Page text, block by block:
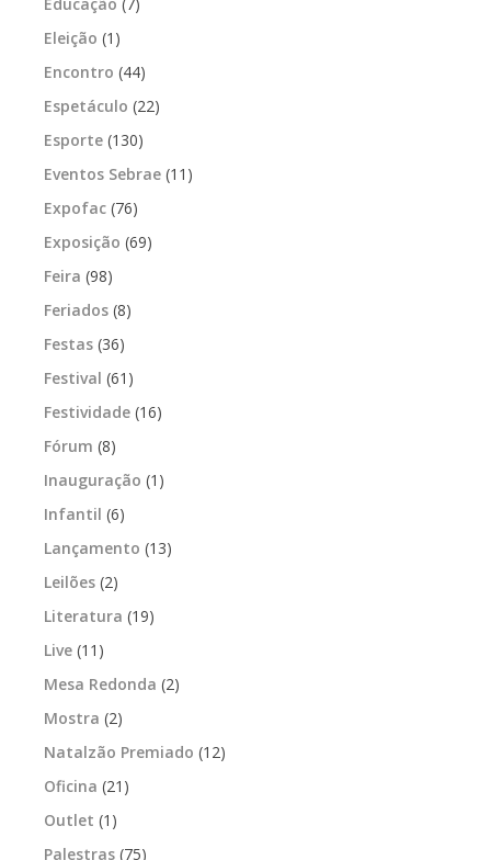
Eleição (1)
Encontro (44)
Espetáculo (22)
Esporte(130)
Eventos Sebrae(11)
Expofac(76)
Exposição (69)
Feira (98)
Feriados(8)
Festas(36)
Festival (61)
Festividade(16)
Fórum (8)
Inauguração (1)
Infantil (6)
Lançamento (13)
Leilões(2)
Literatura (19)
Live(11)
Mesa Redonda (2)
Mostra (2)
Natalzão Premiado (12)
Oficina (21)
Outlet (1)
Palestras(75)